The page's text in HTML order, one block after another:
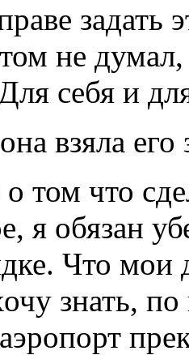
задать
не думал,
себя и
взяла его
том что
я обязан
Что мои
знать,